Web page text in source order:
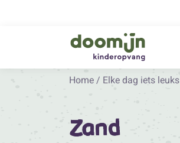
Home / Elke dag iets leuks
Zand